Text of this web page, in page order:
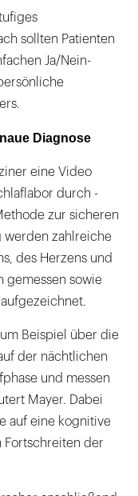
sollten Patienten
Ja/Nein-
Diagnose
eine Video
durch -
zur sicheren
werden zahlreiche
des Herzens und
gemessen sowie
Beispiel über die
der nächtlichen
und messen
Mayer. Dabei
auf eine kognitive
Fortschreiten der